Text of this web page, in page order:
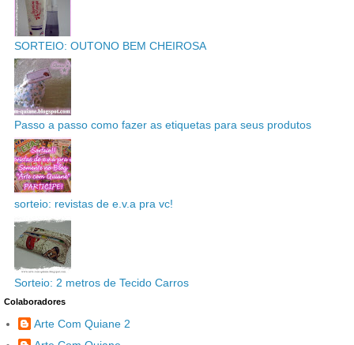
SORTEIO: OUTONO BEM CHEIROSA
Passo a passo como fazer as etiquetas para seus produtos
sorteio: revistas de e.v.a pra vc!
Sorteio: 2 metros de Tecido Carros
Colaboradores
Arte Com Quiane 2